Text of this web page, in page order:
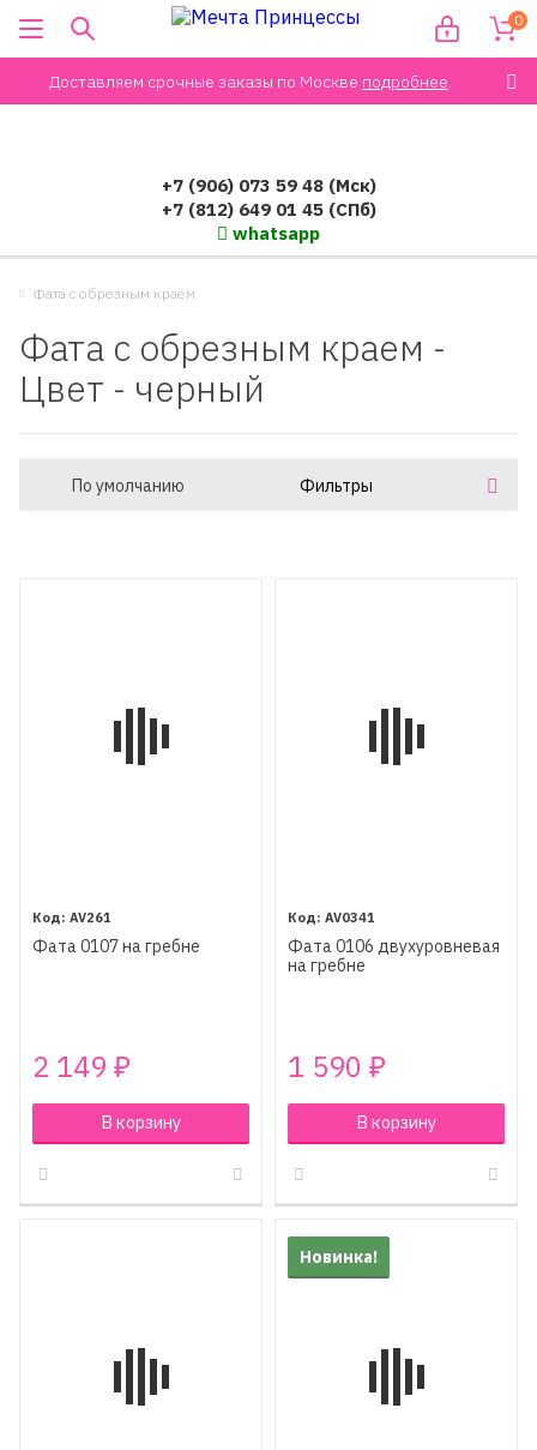
Доставляем срочные заказы по Москве подробнее.
0
+7 (906) 073 59 48 (Мск)
+7 (812) 649 01 45 (СПб)
whatsapp
Фата с обрезным краем
Фата с обрезным краем -
Цвет - черный
По умолчанию Фильтры
AV261
Фата 0107 на гребне
2 149 ₽
В корзину
AV0341
Фата 0106 двухуровневая
на гребне
1 590 ₽
В корзину
Новинка!